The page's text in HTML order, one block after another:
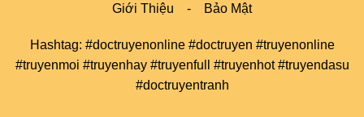
Giới Thiệu - Bảo Mật
Hashtag: #doctruyenonline #doctruyen #truyenonline
#truyenmoi #truyenhay #truyenfull #truyenhot #truyendasu
#doctruyentranh